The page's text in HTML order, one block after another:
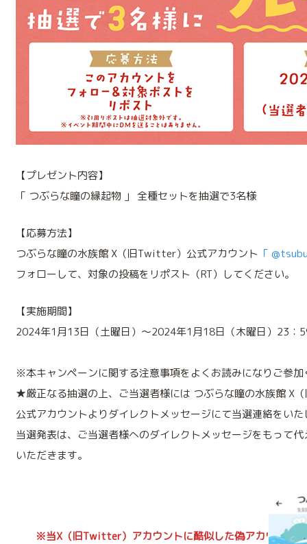
【プレゼント内容】
「 つぶらな瞳の縁起物 」 全種セットを抽選で3名様
【応募方法】
つぶらな瞳の水族館 X（旧Twitter）公式アカウント 「
フォローして、対象の投稿をリポスト（RT）してください。
【実施期間】
2024年1月13日（土曜日）～2024年1月18日（木曜日）23：
※本キャンペーンに関する注意事項をよくお読みになりご参加
★厳正なる抽選の上、ご当選者様には つぶらな瞳の水族館 X
公式アカウントよりダイレクトメッセージにて当選連絡をいた
当選発表は、ご当選者様へのダイレクトメッセージをもって代
いただきます。
※当X（旧Twitter） アカウントに酷似した偽アカウン